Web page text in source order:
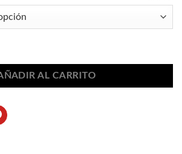
18,95€
hasta
cantidad
AL CARRITO